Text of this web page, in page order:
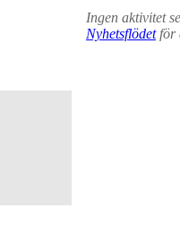
Ingen aktivitet
Nyhetsflödetför